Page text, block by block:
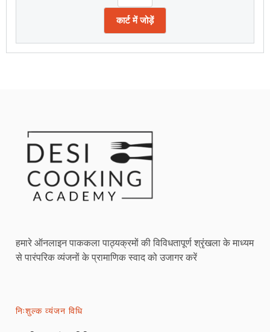
कार्ट में जोड़ें
हमारे ऑनलाइन पाककला पाठ्यक्रमों की विविधतापूर्ण श्रृंखला के माध्यम
से पारंपरिक व्यंजनों के प्रामाणिक स्वाद को उजागर करें
निःशुल्क व्यंजन विधि